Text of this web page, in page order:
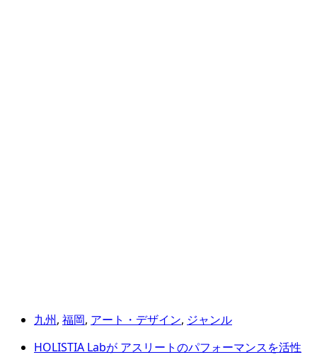
九州, 福岡, アート・デザイン, ジャンル
HOLISTIA Labが アスリートのパフォーマンスを活性